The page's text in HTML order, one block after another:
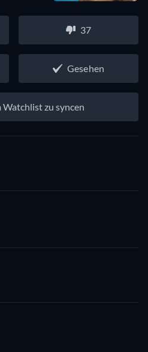
37
Gesehen
Watchlist zu syncen